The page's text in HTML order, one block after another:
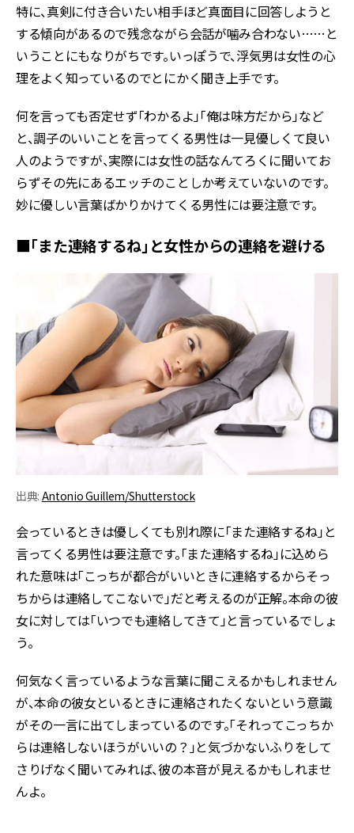
特に、真剣に付き合いたい相手ほど真面目に回答しようと
する傾向があるので残念ながら会話が噛み合わない……と
いうことにもなりがちです。いっぽうで、浮気男は女性の心
理をよく知っているのでとにかく聞き上手です。
何を言っても否定せず「わかるよ」「俺は味方だから」など
と、調子のいいことを言ってくる男性は一見優しくて良い
人のようですが、実際には女性の話なんてろくに聞いてお
らずその先にあるエッチのことしか考えていないのです。
妙に優しい言葉ばかりかけてくる男性には要注意です。
■「また連絡するね」と女性からの連絡を避ける
出典: Antonio Guillem/Shutterstock
会っているときは優しくても別れ際に「また連絡するね」と
言ってくる男性は要注意です。「また連絡するね」に込めら
れた意味は「こっちが都合がいいときに連絡するからそっ
ちからは連絡してこないで」だと考えるのが正解。本命の彼
女に対しては「いつでも連絡してきて」と言っているでしょ
う。
何気なく言っているような言葉に聞こえるかもしれません
が、本命の彼女といるときに連絡されたくないという意識
がその一言に出てしまっているのです。「それってこっちか
らは連絡しないほうがいいの？」と気づかないふりをして
さりげなく聞いてみれば、彼の本音が見えるかもしれませ
んよ。